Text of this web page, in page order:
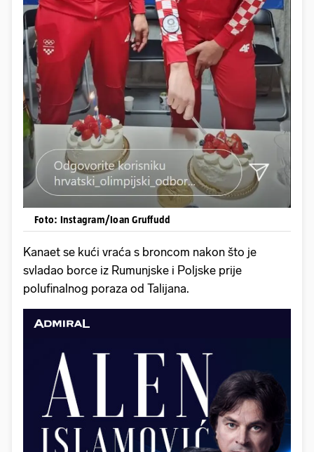
Foto: Instagram/Ioan Gruffudd
Kanaet se kući vraća s broncom nakon što je
svladao borce iz Rumunjske i Poljske prije
polufinalnog poraza od Talijana.